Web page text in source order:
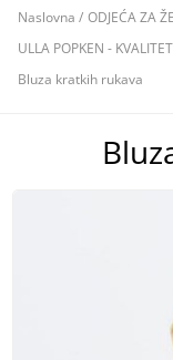
Naslovna / ODJEĆA ZA
ULLA POPKEN -
Bluza kratkih rukava